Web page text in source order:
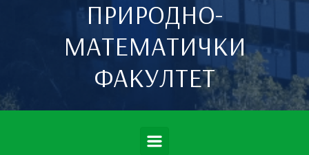
ПРИРОДНО-
МАТЕМАТИЧКИ
ФАКУЛТЕТ